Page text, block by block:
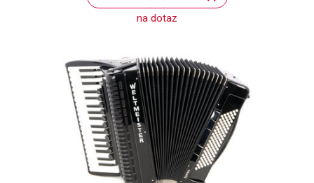
na dotaz